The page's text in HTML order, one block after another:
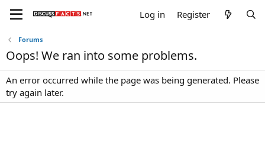
Log in Register
Forums
Oops! We ran into some problems.
An error occurred while the page was being generated. Please
try again later.